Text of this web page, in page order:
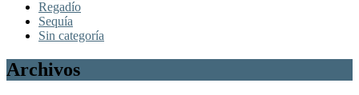
Regadío
Sequía
Sin categoría
Archivos